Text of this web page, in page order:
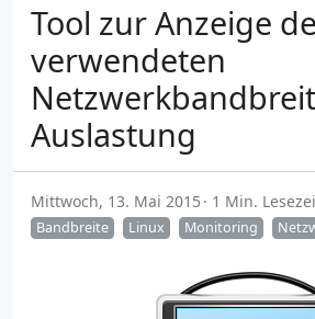
Tool zur Anzeige
verwendeten
Auslastung
Mittwoch, 13. Mai 2015 1 Min.
Bandbreite
Linux Monitoring